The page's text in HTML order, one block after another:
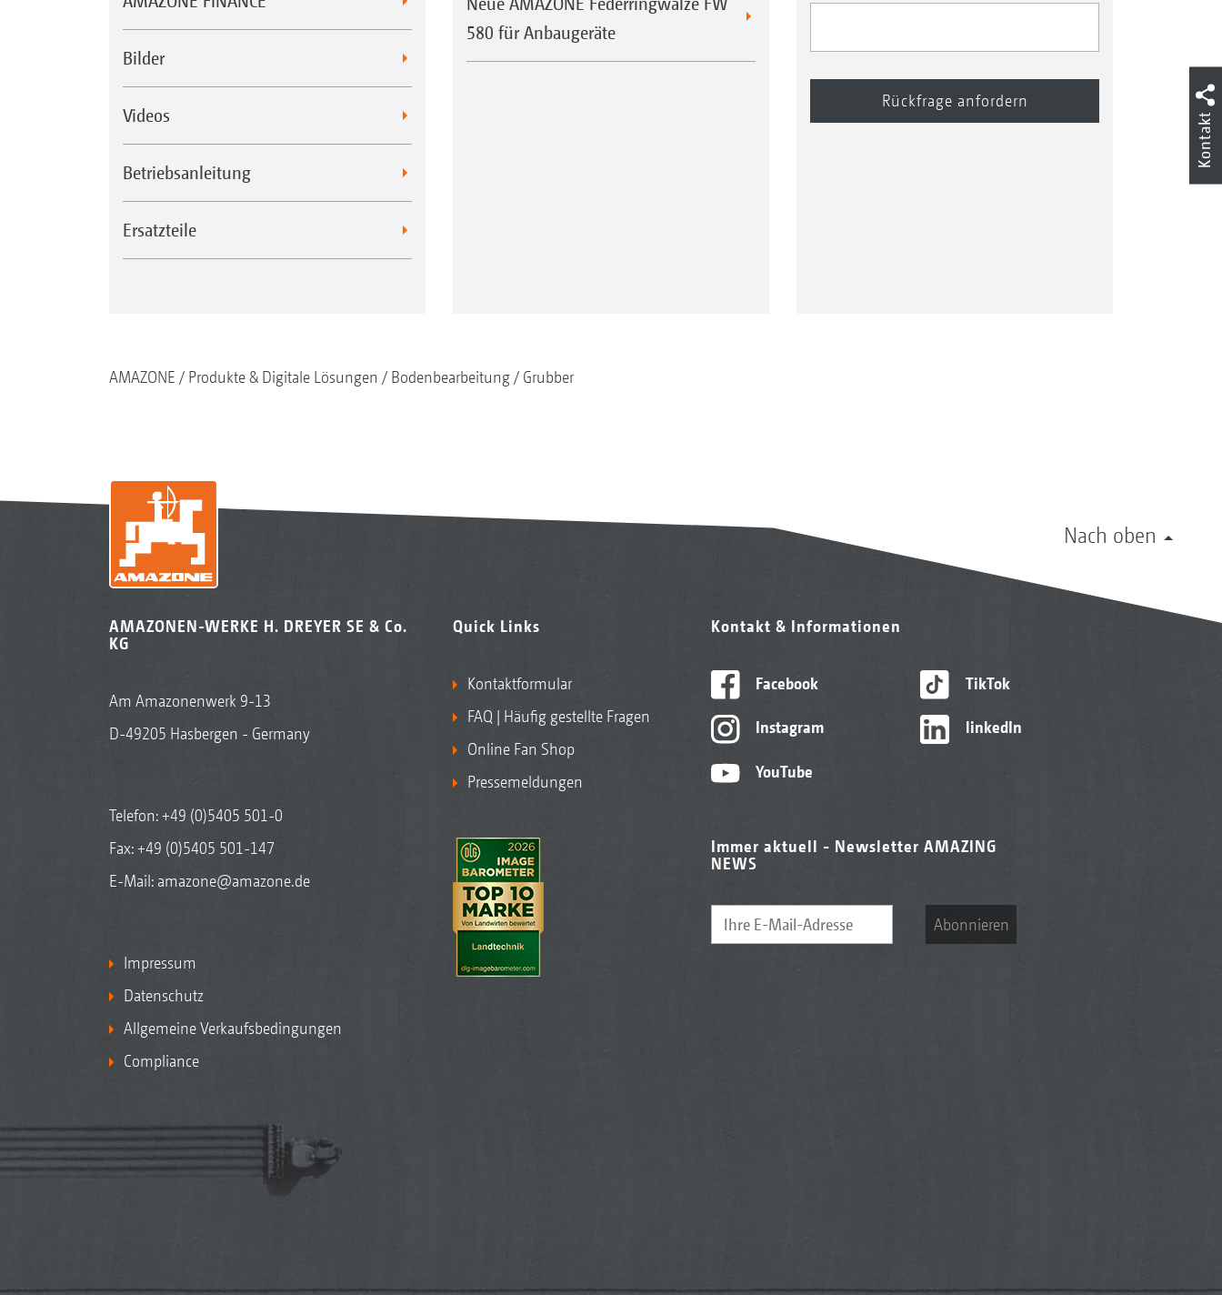
Bilder
Videos
Betriebsanleitung
Ersatzteile
580 für Anbaugeräte
AMAZONE Produkte & Digitale Lösungen Bodenbearbeitung Grubber
Nach oben
AMAZONEN-WERKE H. DREYER SE & Co.
KG
Am Amazonenwerk 9-13
D-49205 Hasbergen - Germany
Telefon:+49 (0)5405 501-0
Fax: +49 (0)5405 501-147
E-Mail: amazone@amazone.de
Impressum
Datenschutz
Allgemeine Verkaufsbedingungen
Compliance
Quick Links
Kontaktformular
FAQ | Häufig gestellte Fragen
Online Fan Shop
Pressemeldungen
Kontakt & Informationen
Facebook
Instagram
YouTube
TikTok
linkedIn
Immer aktuell - Newsletter AMAZING
NEWS
Abonnieren
Kontakt